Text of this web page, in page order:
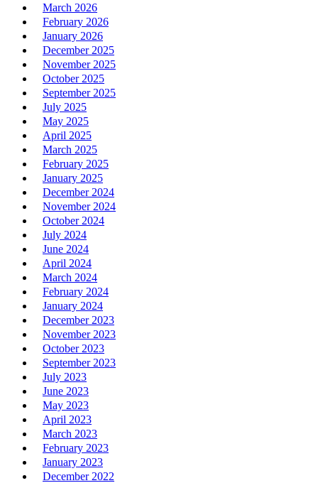
March 2026
February 2026
January 2026
December 2025
November 2025
October 2025
September 2025
July 2025
May 2025
April 2025
March 2025
February 2025
January 2025
December 2024
November 2024
October 2024
July 2024
June 2024
April 2024
March 2024
February 2024
January 2024
December 2023
November 2023
October 2023
September 2023
July 2023
June 2023
May 2023
April 2023
March 2023
February 2023
January 2023
December 2022